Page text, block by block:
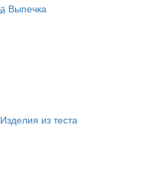
Выпечка
Изделия из теста